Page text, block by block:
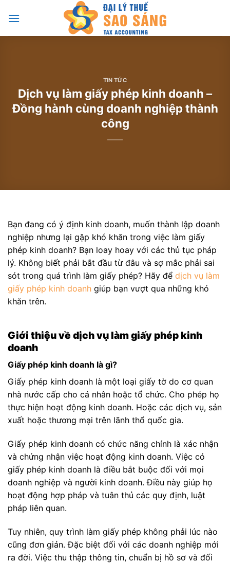
đến
TIN TỨC
Dịch vụ làm giấy phép kinh doanh –
Đồng hành cùng doanh nghiệp thành
công
Bạn đang có ý định kinh doanh, muốn thành lập doanh
nghiệp nhưng lại gặp khó khăn trong việc làm giấy
phép kinh doanh? Bạn loay hoay với các thủ tục pháp
lý. Không biết phải bắt đầu từ đâu và sợ mắc phải sai
sót trong quá trình làm giấy phép? Hãy để dịch vụ làm
giấy phép kinh doanh giúp bạn vượt qua những khó
khăn trên.
Giới thiệu về dịch vụ làm giấy phép kinh
doanh
Giấy phép kinh doanh là gì?
Giấy phép kinh doanh là một loại giấy tờ do cơ quan
nhà nước cấp cho cá nhân hoặc tổ chức. Cho phép họ
thực hiện hoạt động kinh doanh. Hoặc các dịch vụ, sản
xuất hoặc thương mại trên lãnh thổ quốc gia.
Giấy phép kinh doanh có chức năng chính là xác nhận
và chứng nhận việc hoạt động kinh doanh. Việc có
giấy phép kinh doanh là điều bắt buộc đối với mọi
doanh nghiệp và người kinh doanh. Điều này giúp họ
hoạt động hợp pháp và tuân thủ các quy định, luật
pháp liên quan.
Tuy nhiên, quy trình làm giấy phép không phải lúc nào
cũng đơn giản. Đặc biệt đối với các doanh nghiệp mới
ra đời. Việc thu thập thông tin, chuẩn bị hồ sơ và đối